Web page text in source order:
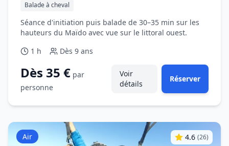
Balade à cheval
Séance d'initiation puis balade de 30–35 min sur les
hauteurs du Maïdo avec vue sur le littoral ouest.
1 h
Dès 9 ans
Dès 35 € par
personne
Voir
détails
Réserver
Air 4.6 (26)